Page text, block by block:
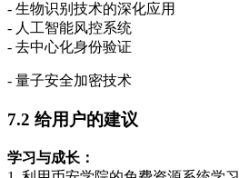
- 生物识别技术的深化应用
- 人工智能风控系统
- 去中心化身份验证
- 量子安全加密技术
7.2 给用户的建议
学习与成长：